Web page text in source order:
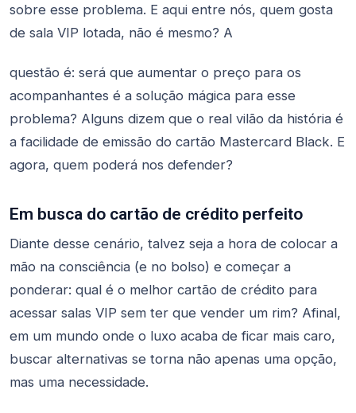
sobre esse problema. E aqui entre nós, quem gosta
de sala VIP lotada, não é mesmo? A
questão é: será que aumentar o preço para os
acompanhantes é a solução mágica para esse
problema? Alguns dizem que o real vilão da história é
a facilidade de emissão do cartão Mastercard Black. E
agora, quem poderá nos defender?
Em busca do cartão de crédito perfeito
Diante desse cenário, talvez seja a hora de colocar a
mão na consciência (e no bolso) e começar a
ponderar: qual é o melhor cartão de crédito para
acessar salas VIP sem ter que vender um rim? Afinal,
em um mundo onde o luxo acaba de ficar mais caro,
buscar alternativas se torna não apenas uma opção,
mas uma necessidade.